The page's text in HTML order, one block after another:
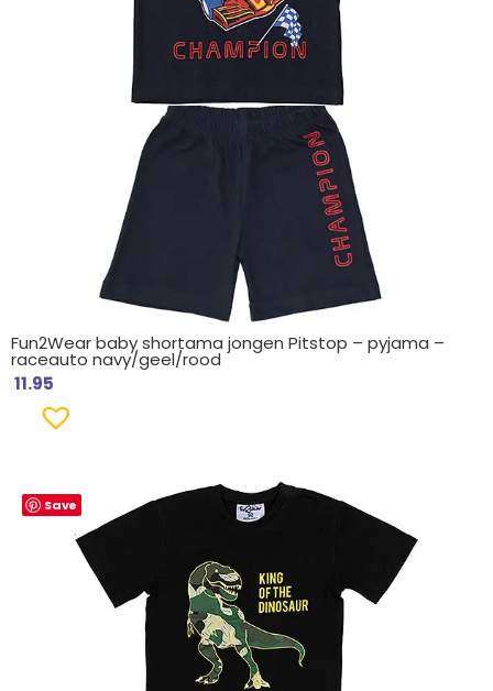
Fun2Wear baby shortama jongen Pitstop – pyjama –
raceauto navy/geel/rood
11.95
Save